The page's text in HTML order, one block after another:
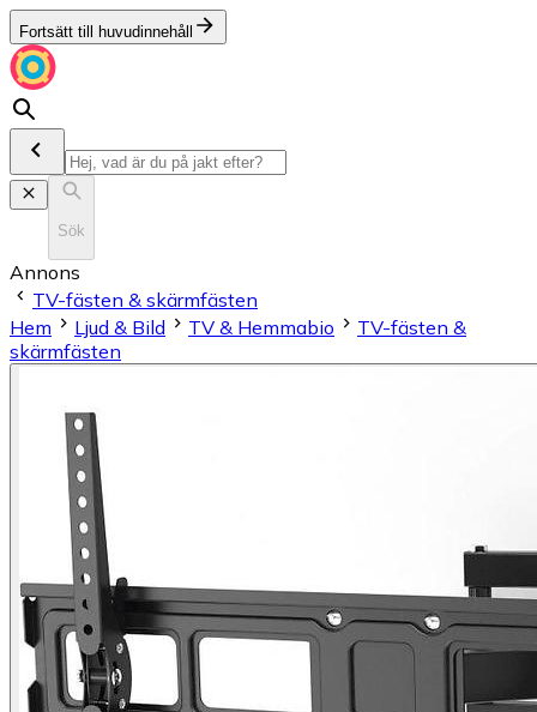
Fortsätt till huvudinnehåll
Sök
Annons
TV-fästen & skärmfästen
Hem
Ljud & Bild TV & Hemmabio
TV-fästen &
skärmfästen